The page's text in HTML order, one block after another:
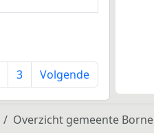
3 Volgende
Overzicht gemeente Borne